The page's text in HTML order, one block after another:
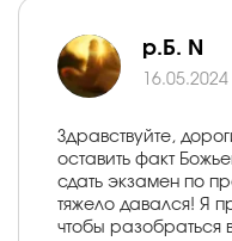
р.Б. N
16.05.2024
Здравствуйте,
оставить факт
сдать экзамен по
тяжело давался! Я
чтобы разобраться